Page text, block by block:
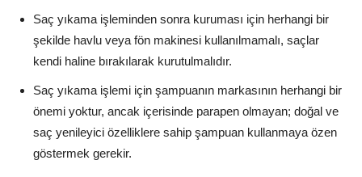
Saç yıkama işleminden sonra kuruması için herhangi bir
şekilde havlu veya fön makinesi kullanılmamalı, saçlar
kendi haline bırakılarak kurutulmalıdır.
Saç yıkama işlemi için şampuanın markasının herhangi bir
önemi yoktur, ancak içerisinde parapen olmayan; doğal ve
saç yenileyici özelliklere sahip şampuan kullanmaya özen
göstermek gerekir.